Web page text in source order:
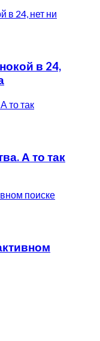
в 24,
А то так